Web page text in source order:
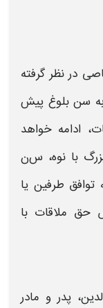
در نظر گرفته
به سن بلوغ پیش
ادامه خواهد
با نوه، سن
طرفین یا
حق ملاقات با
پدر و مادر